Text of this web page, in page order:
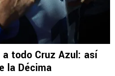
todo Cruz Azul: así
la Décima